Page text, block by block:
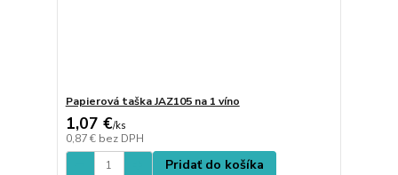
Papierová taška JAZ105 na 1 víno
1,07 €/ks
0,87 € bez DPH
Pridať do košíka